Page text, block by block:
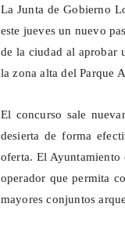
La Junta de Gobierno
este jueves un nuevo
de la ciudad al aprobar
la zona alta del Parque
El concurso sale
desierta de forma
oferta. El Ayuntamiento
operador que permita
mayores conjuntos